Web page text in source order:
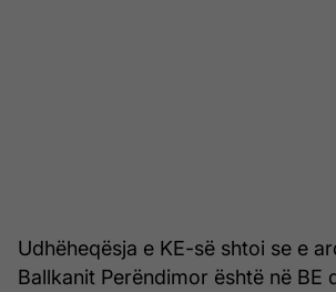
Udhëheqësja e KE-së shtoi se e
Ballkanit Perëndimor është në BE